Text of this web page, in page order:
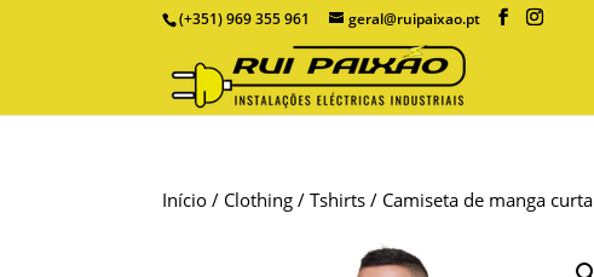
(+351) 969 355 961 geral@ruipaixao.pt
Início / Clothing /Tshirts / Camiseta de manga curta